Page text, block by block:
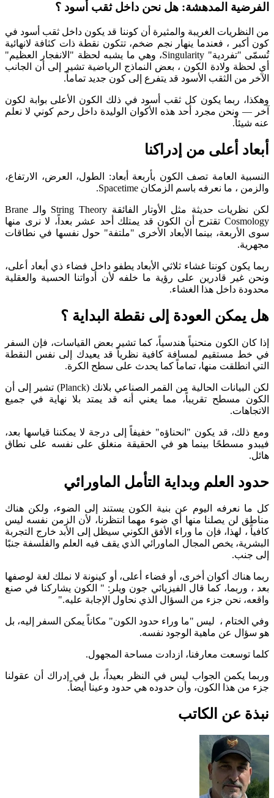
الفرضية المدهشة: هل نحن داخل ثقب أسود ؟
من النظريات الغريبة والمثيرة أن كوننا قد يكون داخل ثقب أسود في
كون أكبر ، فعندما ينهار نجم ضخم، تتكون نقطة ذات كثافة لانهائية
تُسمّى "تفردية" Singularity، وهي ما يشبه لحظة "الانفجار العظيم"
أي لحظة ولادة الكون ، بعض النماذج الرياضية تشير إلى أن الجانب
الآخر من الثقب الأسود قد يتفرع إلى كون جديد تماماً.
وهكذا، ربما يكون كل ثقب أسود في ذلك الكون الأعلى بوابة لكون
آخر — ونحن مجرد أحد هذه الأكوان الوليدة داخل رحم كوني لا نعلم
عنه شيئاً.
أبعاد أعلى من إدراكنا
النسبية العامة تصف الكون بأربعة أبعاد: الطول، العرض، الارتفاع،
والزمن ، ما نعرفه باسم الزمكان Spacetime.
لكن نظريات حديثة مثل الأوتار الفائقة String Theory والـ Brane
Cosmology تقترح أن الكون قد يمتلك أحد عشر بعداً، لا نرى منها
سوى الأربعة، بينما الأبعاد الأخرى "ملتفة" حول نفسها في نطاقات
مجهرية.
ربما يكون كوننا غشاء ثلاثي الأبعاد يطفو داخل فضاء ذي أبعاد أعلى،
ونحن غير قادرين على رؤية ما خلفه لأن أدواتنا الحسية والعقلية
محدودة داخل هذا الغشاء.
هل يمكن العودة إلى نقطة البداية ؟
إذا كان الكون منحنياً هندسياً، كما تشير بعض القياسات، فإن السفر
في خط مستقيم لمسافة كافية نظرياً قد يعيدك إلى نفس النقطة
التي انطلقت منها، تماماً كما يحدث على سطح الكرة.
لكن البيانات الحالية من القمر الصناعي بلانك (Planck) تشير إلى أن
الكون مسطح تقريباً، مما يعني أنه قد يمتد بلا نهاية في جميع
الاتجاهات.
ومع ذلك، قد يكون "انحناؤه" خفيفاً إلى درجة لا يمكننا قياسها بعد،
فيبدو مسطحًا بينما هو في الحقيقة منغلق على نفسه على نطاق
هائل.
حدود العلم وبداية التأمل الماورائي
كل ما نعرفه اليوم عن بنية الكون يستند إلى الضوء، ولكن هناك
مناطق لن يصلنا منها أي ضوء مهما انتظرنا، لأن الزمن نفسه ليس
كافياً ، لهذا، فإن ما وراء الأفق الكوني سيظل إلى الأبد خارج التجربة
البشرية، يخص المجال الماورائي الذي يقف فيه العلم والفلسفة جنبًا
إلى جنب.
ربما هناك أكوان أخرى، أو فضاء أعلى، أو كينونة لا نملك لغة لوصفها
بعد ، وربما، كما قال الفيزيائي جون ويلر: " الكون يشاركنا في صنع
واقعه، نحن جزء من السؤال الذي نحاول الإجابة عليه."
وفي الختام ، ليس "ما وراء حدود الكون" مكاناً يمكن السفر إليه، بل
هو سؤال عن ماهية الوجود نفسه.
كلما توسعت معارفنا، ازدادت مساحة المجهول.
وربما يكمن الجواب ليس في النظر بعيداً، بل في إدراك أن عقولنا
جزء من هذا الكون، وأن حدوده هي حدود وعينا أيضاً.
نبذة عن الكاتب